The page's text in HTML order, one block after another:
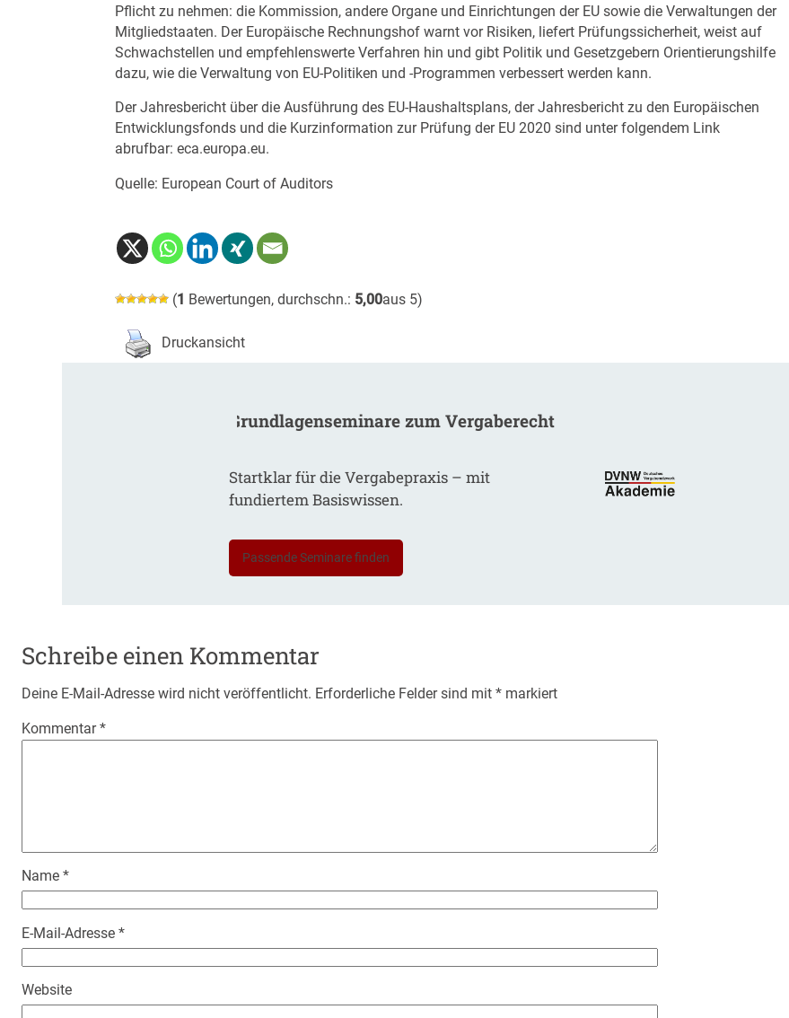
Pflicht zu nehmen: die Kommission, andere Organe und Einrichtungen der EU sowie die Verwaltungen der
Mitgliedstaaten. Der Europäische Rechnungshof warnt vor Risiken, liefert Prüfungssicherheit, weist auf
Schwachstellen und empfehlenswerte Verfahren hin und gibt Politik und Gesetzgebern Orientierungshilfe
dazu, wie die Verwaltung von EU-Politiken und -Programmen verbessert werden kann.
Der Jahresbericht über die Ausführung des EU-Haushaltsplans, der Jahresbericht zu den Europäischen
Entwicklungsfonds und die Kurzinformation zur Prüfung der EU 2020 sind unter folgendem Link
abrufbar: eca.europa.eu.
Quelle: European Court of Auditors
(1 Bewertungen, durchschn.: 5,00aus 5)
Druckansicht
Grundlagenseminare zum Vergaberecht
Startklar für die Vergabepraxis – mit
fundiertem Basiswissen.
Passende Seminare finden
Schreibe einen Kommentar
Deine E-Mail-Adresse wird nicht veröffentlicht. Erforderliche Felder sind mit * markiert
Kommentar*
Name *
E-Mail-Adresse *
Website